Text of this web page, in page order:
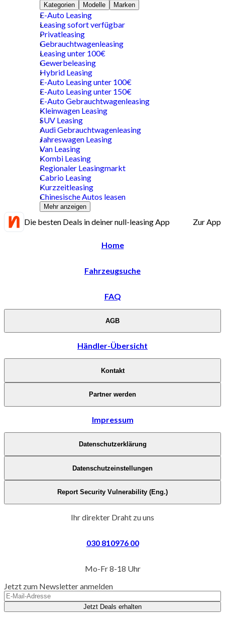
Kategorien Modelle Marken
E-Auto Leasing
Leasing sofort verfügbar
Privatleasing
Gebrauchtwagenleasing
Leasing unter 100€
Gewerbeleasing
Hybrid Leasing
E-Auto Leasing unter 100€
E-Auto Leasing unter 150€
E-Auto Gebrauchtwagenleasing
Kleinwagen Leasing
SUV Leasing
Audi Gebrauchtwagenleasing
Jahreswagen Leasing
Van Leasing
Kombi Leasing
Regionaler Leasingmarkt
Cabrio Leasing
Kurzzeitleasing
Chinesische Autos leasen
Mehr anzeigen
Die besten Deals in deiner null-leasing App Zur App
Home
Fahrzeugsuche
FAQ
AGB
Händler-Übersicht
Kontakt
Partner werden
Impressum
Datenschutzerklärung
Datenschutzeinstellungen
Report Security Vulnerability (Eng.)
Ihr direkter Draht zu uns
030 810976 00
Mo-Fr 8-18 Uhr
Jetzt zum Newsletter anmelden
Jetzt Deals erhalten